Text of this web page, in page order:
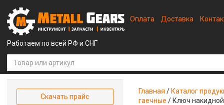
Работаем по всей РФ и СНГ
Оплата Доставка
Главная / Каталог
гаечные / Ключ
Скачать прайс